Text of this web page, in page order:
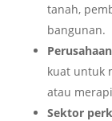
tanah,
bangunan.
kuat untuk
atau
Sektor